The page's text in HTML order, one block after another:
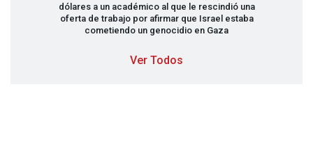
dólares a un académico al que le rescindió una
oferta de trabajo por afirmar que Israel estaba
cometiendo un genocidio en Gaza
Ver Todos